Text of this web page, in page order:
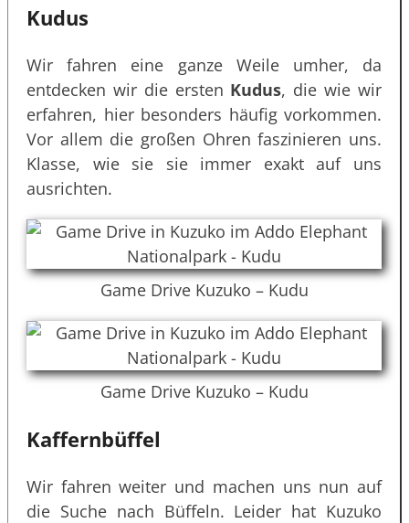
Kudus
Wir fahren eine ganze Weile umher, da
entdecken wir die ersten Kudus, die wie wir
erfahren, hier besonders häufig vorkommen.
Vor allem die großen Ohren faszinieren uns.
Klasse, wie sie sie immer exakt auf uns
ausrichten.
Game Drive Kuzuko – Kudu
Game Drive Kuzuko – Kudu
Kaffernbüffel
Wir fahren weiter und machen uns nun auf
die Suche nach Büffeln. Leider hat Kuzuko